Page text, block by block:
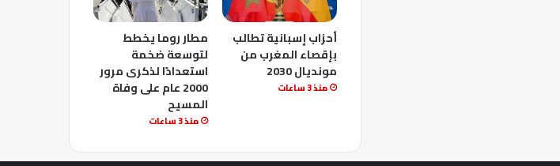
أحزاب إسبانية تطالب
بإقصاء المغرب من
مونديال 2030
منذ 3 ساعات
مطار روما يخطط
لتوسعة ضخمة
استعدادًا لذكرى مرور
2000 عام على وفاة
المسيح
منذ 3 ساعات